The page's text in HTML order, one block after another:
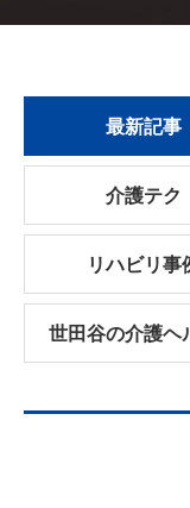
最新記事
介護テク
リハビリ事
世田谷の介護ヘ